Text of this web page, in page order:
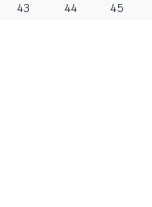
43 44 45